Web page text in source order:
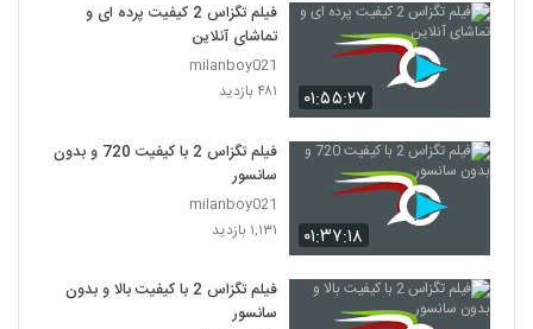
۰۱:۵۵:۲۷
فیلم تگزاس 2 کیفیت پرده ای و
تماشای آنلاین
milanboy021
۴۸۱ بازدید
۰۱:۳۷:۱۸
فیلم تگزاس 2 با کیفیت 720 و بدون
سانسور
milanboy021
۱,۱۳۱ بازدید
فیلم تگزاس 2 با کیفیت بالا و بدون
سانسور